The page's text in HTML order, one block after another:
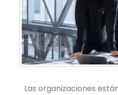
Las organizaciones